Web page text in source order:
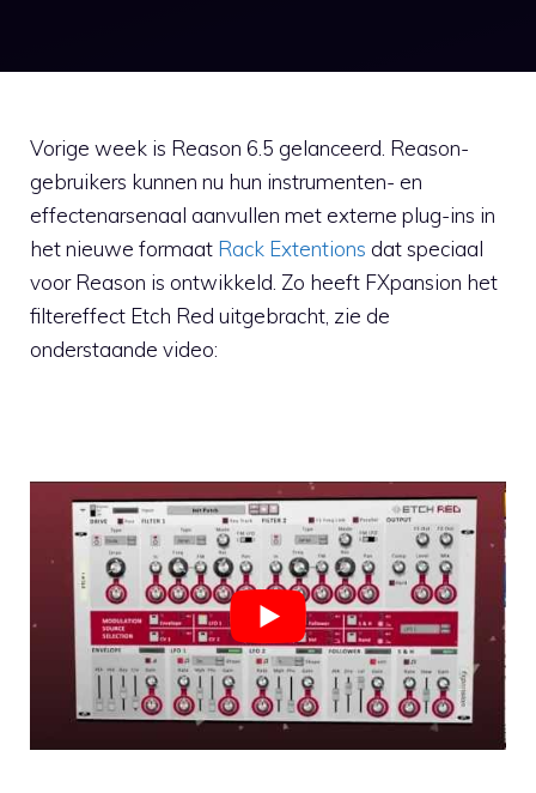
Vorige week is Reason 6.5 gelanceerd. Reason-
gebruikers kunnen nu hun instrumenten- en
effectenarsenaal aanvullen met externe plug-ins in
het nieuwe formaat Rack Extentions dat speciaal
voor Reason is ontwikkeld. Zo heeft FXpansion het
filtereffect Etch Red uitgebracht, zie de
onderstaande video: